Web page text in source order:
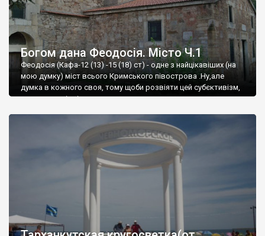
Богом дана Феодосія. Місто Ч.1
Феодосія (Кафа-12 (13) -15 (18) ст) - одне з найцікавіших (на
мою думку) міст всього Кримського півострова .Ну,але
думка в кожного своя, тому щоби розвіяти цей субєктивізм,
запрошую відвідати це